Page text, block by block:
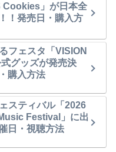
Cookies」が日本全
！発売日・購入方
フェスタ「VISION
グッズが発売決
購入方法
スティバル「2026
Festival」に出
日・視聴方法